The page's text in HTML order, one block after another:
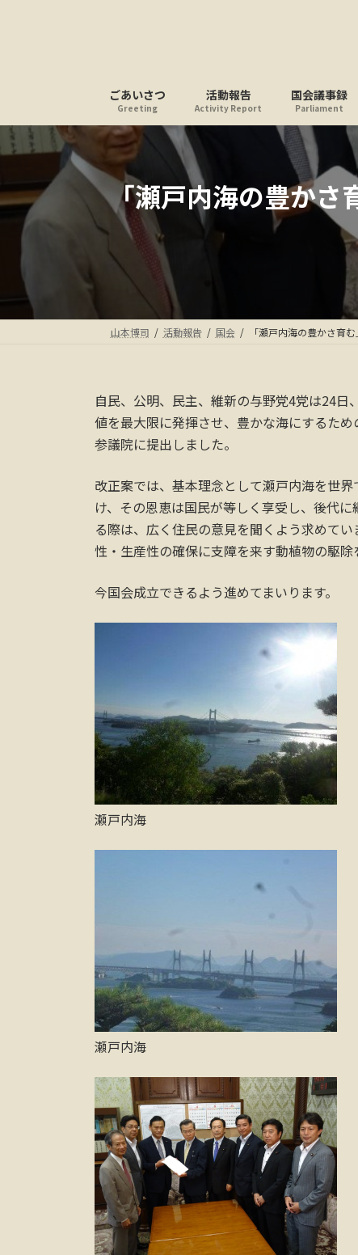
ス
キ
ン
に
ごあいさつ
Greeting
活動報告
Activity Report
国会議事録
Parliament
「瀬戸内海の豊かさ
山本博司 活動報告 国会 「瀬戸内海の豊かさ育
自民、公明、民主、維新の与野党4党は24
値を最大限に発揮させ、豊かな海にするた
参議院に提出しました。
改正案では、基本理念として瀬戸内海を世
け、その恩恵は国民が等しく享受し、後代
る際は、広く住民の意見を聞くよう求めて
性・生産性の確保に支障を来す動植物の駆除
今国会成立できるよう進めてまいります。
瀬戸内海
瀬戸内海